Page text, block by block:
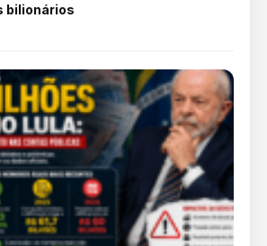
bilionários